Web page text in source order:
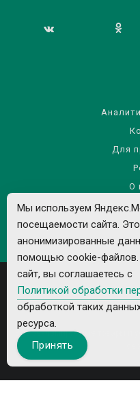
Для
О
Правила
Политика
Все рекламируемые товары и
Мы используем
посещаемости сайта.
анонимизированные
помощью cookie-файлов.
сайт, вы соглашаетесь с
Политикой обработки
обработкой таких
ресурса.
Принять